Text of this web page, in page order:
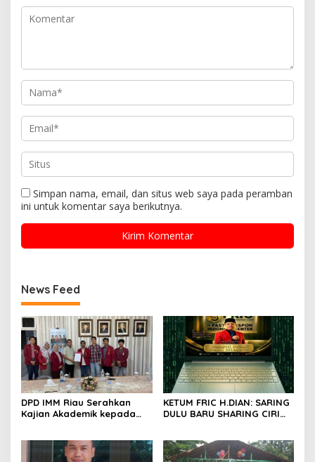
Simpan nama, email, dan situs web saya pada peramban
ini untuk komentar saya berikutnya.
News Feed
DPD IMM Riau Serahkan
Kajian Akademik kepada
KETUM FRIC H.DIAN: SARING
DULU BARU SHARING CIRI